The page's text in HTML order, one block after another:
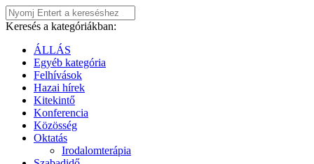
Keresés a kategóriákban:
ÁLLÁS
Egyéb kategória
Felhívások
Hazai hírek
Kitekintő
Konferencia
Közösség
Oktatás
Irodalomterápia